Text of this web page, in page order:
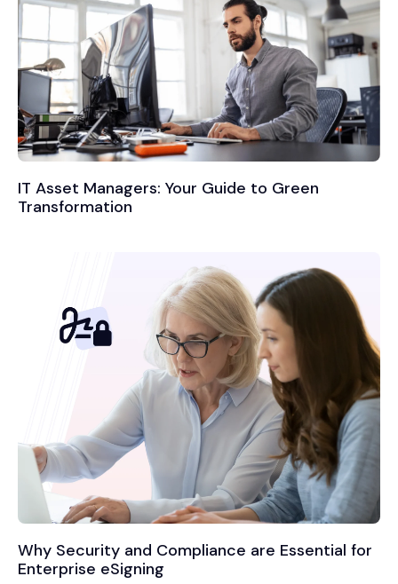
IT Asset Managers: Your Guide to Green
Transformation
Why Security and Compliance are Essential for
Enterprise eSigning